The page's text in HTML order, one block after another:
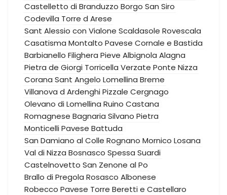
Castelletto di Branduzzo Borgo San Siro
Codevilla Torre d Arese
Sant Alessio con Vialone Scaldasole Rovescala
Casatisma Montalto Pavese Cornale e Bastida
Barbianello Filighera Pieve Albignola Alagna
Pietra de Giorgi Torricella Verzate Ponte Nizza
Corana Sant Angelo Lomellina Breme
Villanova d ArdenghiPizzale Cergnago
Olevano di Lomellina Ruino Castana
Romagnese Bagnaria Silvano Pietra
Monticelli Pavese Battuda
San Damiano al Colle Rognano Mornico Losana
Val di Nizza Bosnasco Spessa Suardi
Castelnovetto San Zenone al Po
Brallo di Pregola Rosasco Albonese
Robecco Pavese Torre Beretti e Castellaro